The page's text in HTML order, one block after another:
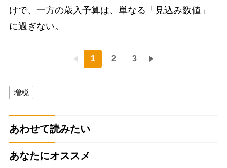
けで、一方の歳入予算は、単なる「見込み数値」
に過ぎない。
1 2 3
増税
あわせて読みたい
あなたにオススメ